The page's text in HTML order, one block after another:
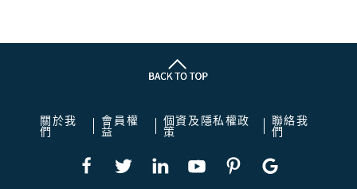
關於我
們
會員權
益
個資及隱私權政
策
聯絡我
們